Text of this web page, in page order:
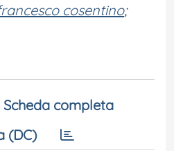
cosentino;
Scheda completa
(DC)